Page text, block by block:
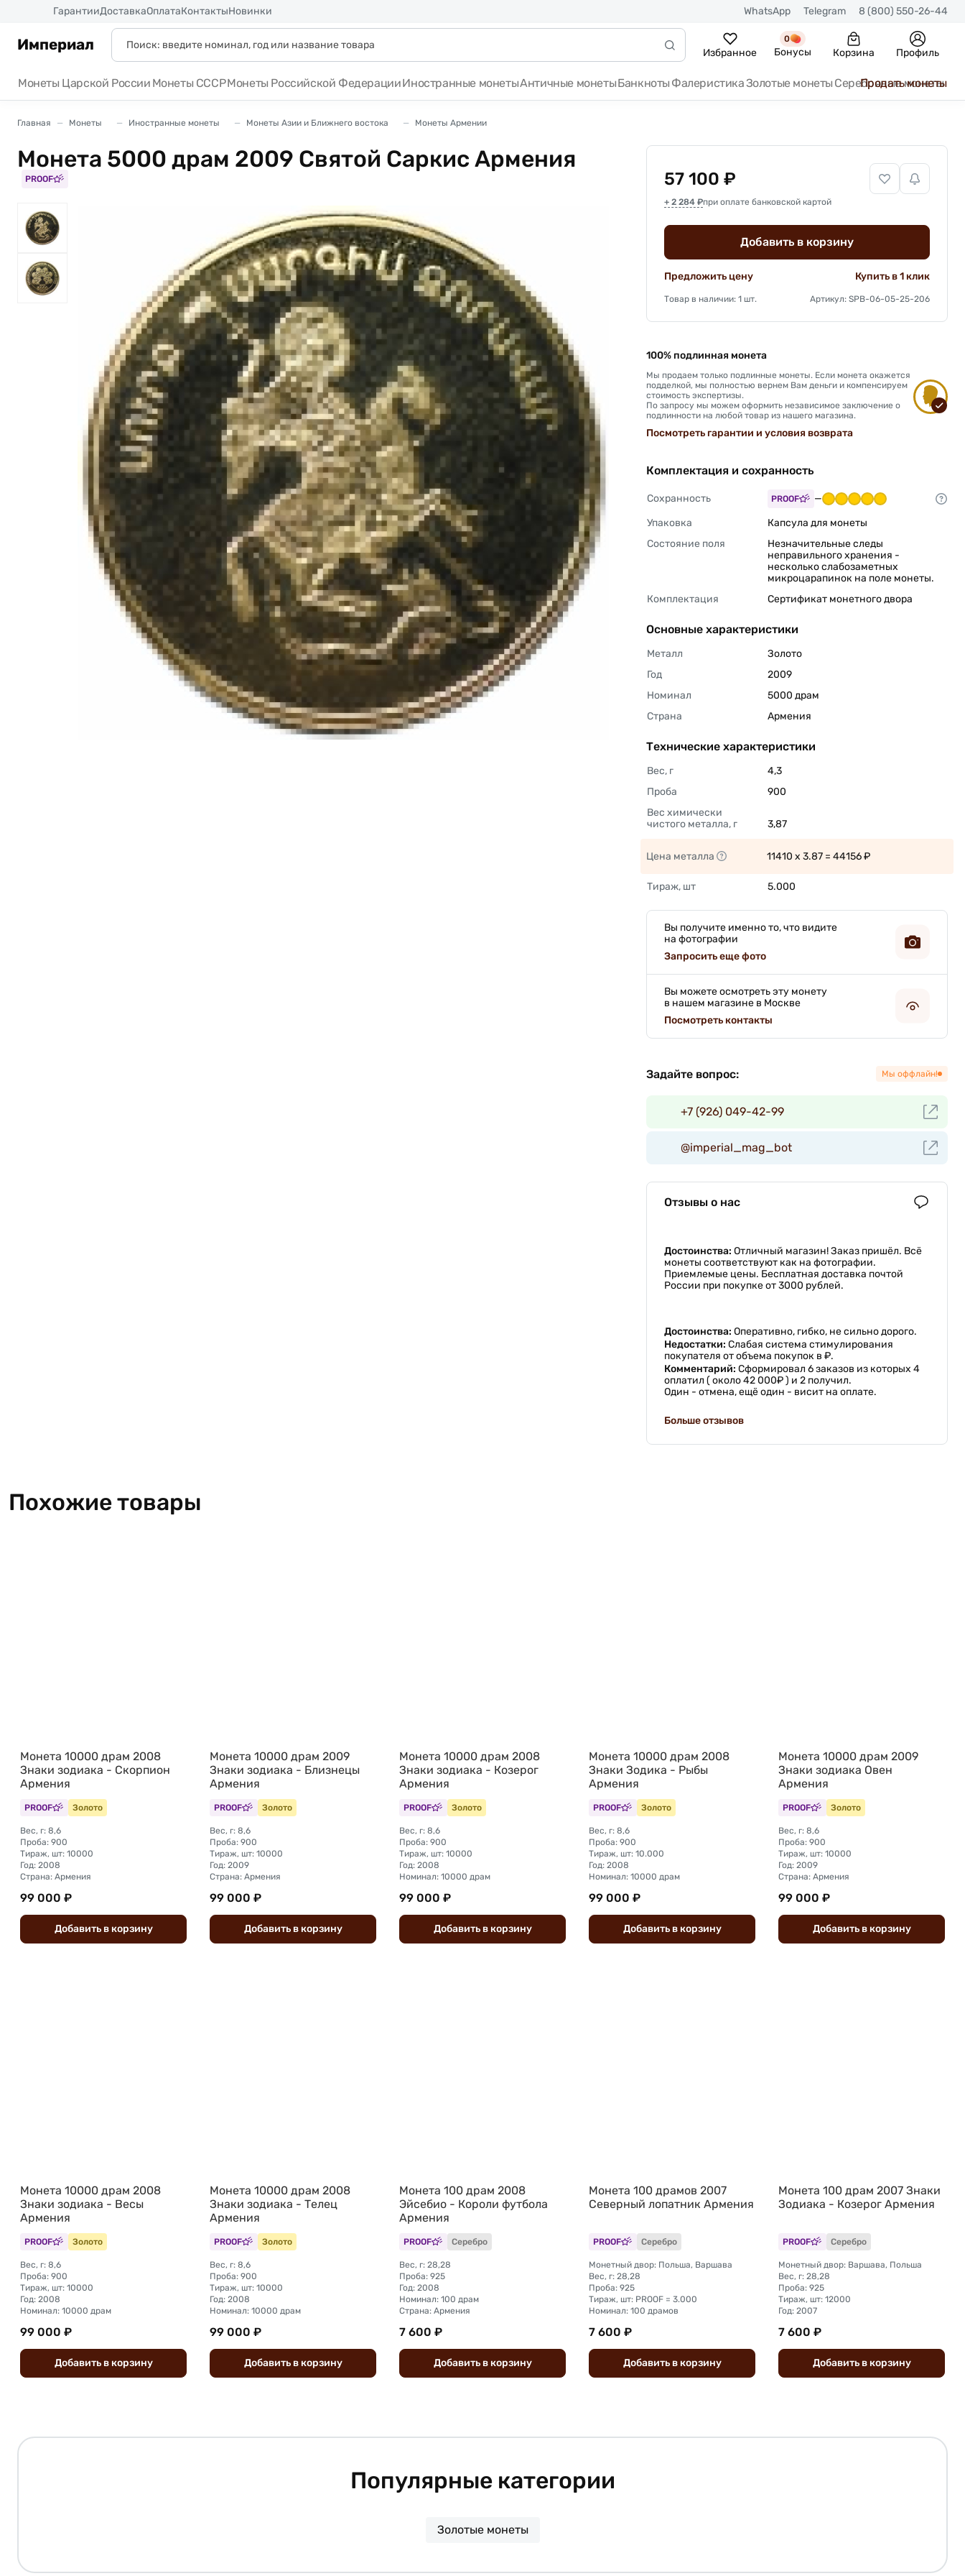
ГарантииДоставкаОплатаКонтактыНовинки WhatsApp Telegram 8 (800) 550-26-44
Империал Избранное
0
Бонусы Корзина Профиль
Монеты Царской России Монеты СССРМонеты Российской ФедерацииИностранные монетыАнтичные монетыБанкноты ФалеристикаЗолотые монеты Серебряные монеты
Продать монеты
Главная Монеты Иностранные монеты Монеты Азии и Ближнего востока Монеты Армении
Монета 5000 драм 2009 Святой Саркис Армения
PROOF 57 100 ₽
+ 2 284 ₽при оплате банковской картой
Добавить в корзину
Предложить цену Купить в 1 клик
Товар в наличии: 1 шт. Артикул: SPB-06-05-25-206
100% подлинная монета
Мы продаем только подлинные монеты. Если монета окажется
подделкой, мы полностью вернем Вам деньги и компенсируем
стоимость экспертизы.
По запросу мы можем оформить независимое заключение о
подлинности на любой товар из нашего магазина.
Посмотреть гарантии и условия возврата
Комплектация и сохранность
Сохранность PROOF
—
Упаковка
Капсула для монеты
Состояние поля
Незначительные следы
неправильного хранения -
несколько слабозаметных
микроцарапинок на поле монеты.
Комплектация
Сертификат монетного двора
Основные характеристики
Металл
Золото
Год
2009
Номинал
5000 драм
Страна
Армения
Технические характеристики
Вес, г
4,3
Проба
900
Вес химически
чистого металла, г
3,87
Цена металла 11410 x 3.87 = 44156 ₽
Тираж, шт 5.000
Вы получите именно то, что видите
на фотографии
Запросить еще фото
Вы можете осмотреть эту монету
в нашем магазине в Москве
Посмотреть контакты
Задайте вопрос: Мы оффлайн!
+7 (926) 049-42-99
@imperial_mag_bot
Отзывы о нас
Достоинства: Отличный магазин! Заказ пришёл. Всё
монеты соответствуют как на фотографии.
Приемлемые цены. Бесплатная доставка почтой
России при покупке от 3000 рублей.
Достоинства: Оперативно, гибко, не сильно дорого.
Недостатки: Слабая система стимулирования
покупателя от объема покупок в ₽.
Комментарий: Сформировал 6 заказов из которых 4
оплатил ( около 42 000₽ ) и 2 получил.
Один - отмена, ещё один - висит на оплате.
Больше отзывов
Похожие товары
Монета 10000 драм 2008
Знаки зодиака - Скорпион
Армения
PROOF Золото
Вес, г: 8,6
Проба: 900
Тираж, шт: 10000
Год: 2008
Страна: Армения
99 000 ₽
Добавить вкорзину
Монета 10000 драм 2009
Знаки зодиака - Близнецы
Армения
PROOF Золото
Вес, г: 8,6
Проба: 900
Тираж, шт: 10000
Год: 2009
Страна: Армения
99 000 ₽
Добавить вкорзину
Монета 10000 драм 2008
Знаки зодиака - Козерог
Армения
PROOF Золото
Вес, г: 8,6
Проба: 900
Тираж, шт: 10000
Год: 2008
Номинал: 10000 драм
99 000 ₽
Добавить вкорзину
Монета 10000 драм 2008
Знаки Зодика - Рыбы
Армения
PROOF Золото
Вес, г: 8,6
Проба: 900
Тираж, шт: 10.000
Год: 2008
Номинал: 10000 драм
99 000 ₽
Добавить вкорзину
Монета 10000 драм 2009
Знаки зодиака Овен
Армения
PROOF Золото
Вес, г: 8,6
Проба: 900
Тираж, шт: 10000
Год: 2009
Страна: Армения
99 000 ₽
Добавить вкорзину
Монета 10000 драм 2008
Знаки зодиака - Весы
Армения
PROOF Золото
Вес, г: 8,6
Проба: 900
Тираж, шт: 10000
Год: 2008
Номинал: 10000 драм
99 000 ₽
Добавить вкорзину
Монета 10000 драм 2008
Знаки зодиака - Телец
Армения
PROOF Золото
Вес, г: 8,6
Проба: 900
Тираж, шт: 10000
Год: 2008
Номинал: 10000 драм
99 000 ₽
Добавить вкорзину
Монета 100 драм 2008
Эйсебио - Короли футбола
Армения
PROOF Серебро
Вес, г: 28,28
Проба: 925
Год: 2008
Номинал: 100 драм
Страна: Армения
7 600 ₽
Добавить вкорзину
Монета 100 драмов 2007
Северный лопатник Армения
PROOF Серебро
Монетный двор: Польша, Варшава
Вес, г: 28,28
Проба: 925
Тираж, шт: PROOF = 3.000
Номинал: 100 драмов
7 600 ₽
Добавить вкорзину
Монета 100 драм 2007 Знаки
Зодиака - Козерог Армения
PROOF Серебро
Монетный двор: Варшава, Польша
Вес, г: 28,28
Проба: 925
Тираж, шт: 12000
Год: 2007
7 600 ₽
Добавить вкорзину
Популярные категории
Золотые монеты